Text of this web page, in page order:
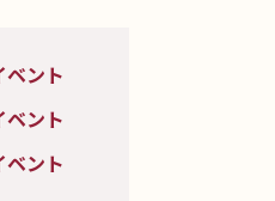
ベント
ベント
ベント